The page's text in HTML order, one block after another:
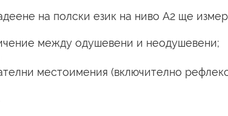
на полски език на ниво А2 ще
между одушевени и неодушевени;
местоимения (включително